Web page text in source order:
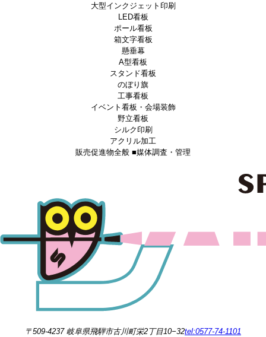
大型インクジェット印刷
LED看板
ポール看板
箱文字看板
懸垂幕
A型看板
スタンド看板
のぼり旗
工事看板
イベント看板・会場装飾
野立看板
シルク印刷
アクリル加工
販売促進物全般 ■媒体調査・管理
〒509-4237 岐阜県飛騨市古川町栄2丁目10−32tel:0577-74-1101